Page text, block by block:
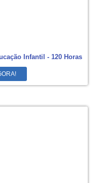
Infantil - 120 Horas